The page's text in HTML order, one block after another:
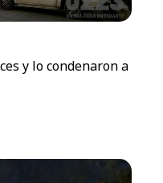
y lo condenaron a